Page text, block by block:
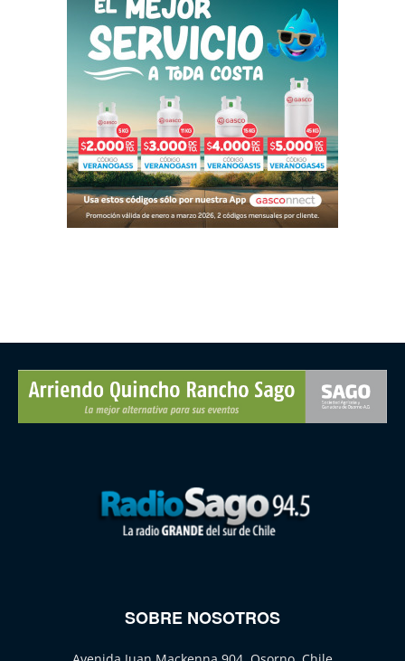
SOBRE NOSOTROS